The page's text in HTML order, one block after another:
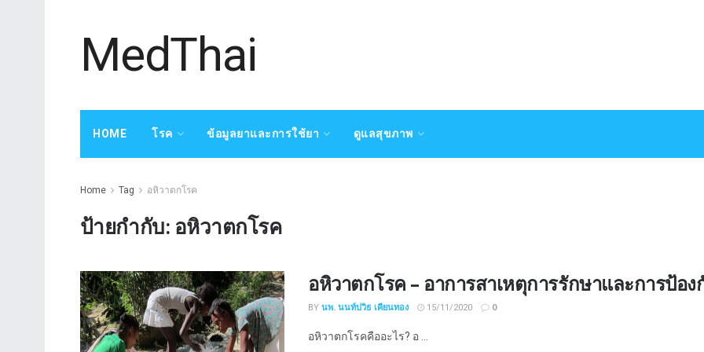
MedThai
HOME โรค ข้อมูลยาและการใช้ยา ดูแลสุขภาพ
Home Tag อหิวาตกโรค
ป้ายกำกับ: อหิวาตกโรค
อหิวาตกโรค – อาการสาเหตุการรักษาและการป้อง
BY นพ. นนท์ปวิธ เคียนทอง 15/11/2020 0
อหิวาตกโรคคืออะไร? อ ...